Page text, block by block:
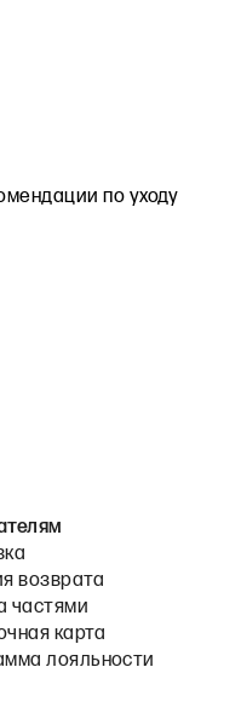
по уходу
возврата
частями
карта
лояльности